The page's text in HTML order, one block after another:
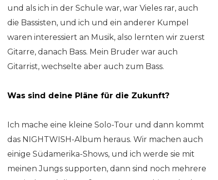
und als ich in der Schule war, war Vieles rar, auch
die Bassisten, und ich und ein anderer Kumpel
waren interessiert an Musik, also lernten wir zuerst
Gitarre, danach Bass. Mein Bruder war auch
Gitarrist, wechselte aber auch zum Bass.
Was sind deine Pläne für die Zukunft?
Ich mache eine kleine Solo-Tour und dann kommt
das NIGHTWISH-Album heraus. Wir machen auch
einige Südamerika-Shows, und ich werde sie mit
meinen Jungs supporten, dann sind noch mehrere